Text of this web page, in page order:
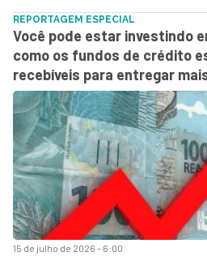
15 de julho de 2026 - 6:00
REPORTAGEM ESPECIAL
Você pode estar investindo
como os fundos de crédito
recebíveis para entregar